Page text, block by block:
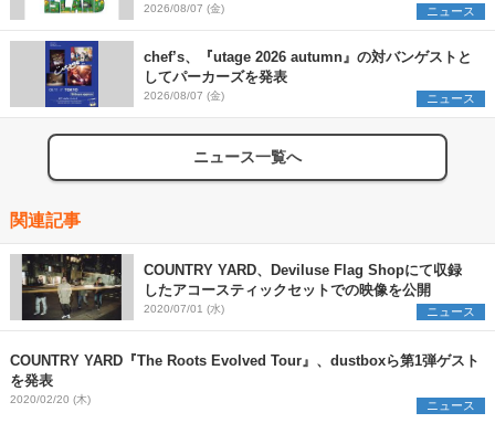
発表 ワークショップ・アート出展者を募集
2026/08/07 (金) ニュース
chef’s、『utage 2026 autumn』の対バンゲストと
してパーカーズを発表
2026/08/07 (金) ニュース
ニュース一覧へ
関連記事
COUNTRY YARD、Deviluse Flag Shopにて収録
したアコースティックセットでの映像を公開
2020/07/01 (水) ニュース
COUNTRY YARD『The Roots Evolved Tour』、dustboxら第1弾ゲスト
を発表
2020/02/20 (木) ニュース